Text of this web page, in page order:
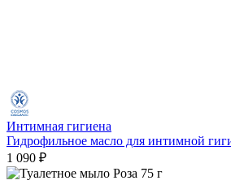
Интимная гигиена
Гидрофильное масло для интимной
1 090 ₽